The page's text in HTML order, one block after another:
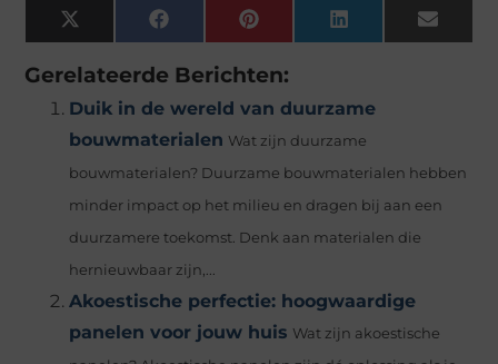
X
(Twitter)
FacebookPinterest LinkedIn Email
Gerelateerde Berichten:
Duik in de wereld van duurzame
bouwmaterialen Wat zijn duurzame
bouwmaterialen? Duurzame bouwmaterialen hebben
minder impact op het milieu en dragen bij aan een
duurzamere toekomst. Denk aan materialen die
hernieuwbaar zijn,...
Akoestische perfectie: hoogwaardige
panelen voor jouw huis Wat zijn akoestische